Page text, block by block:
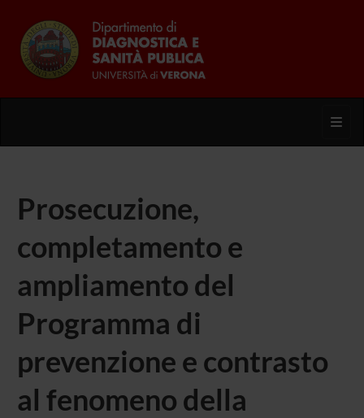
Prosecuzione,
completamento e
ampliamento del
Programma di
prevenzione e contrasto
al fenomeno della